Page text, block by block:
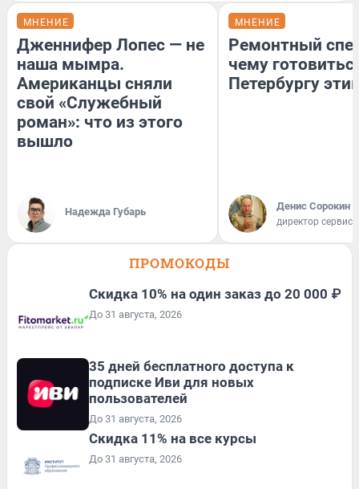
МНЕНИЕ
Дженнифер Лопес — не
наша мымра.
Американцы сняли
свой «Служебный
роман»: что из этого
вышло
Надежда Губарь
МНЕНИЕ
Ремонтный
чему
Петербургу
Денис Сорокин
директор
ПРОМОКОДЫ
Скидка 10% на один заказ до 20 000 ₽
До 31 августа, 2026
35 дней бесплатного доступа к
подписке Иви для новых
пользователей
До 31 августа, 2026
Скидка 11% на все курсы
До 31 августа, 2026